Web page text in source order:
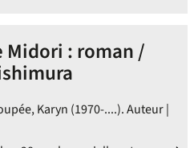
Midori : roman /
Karyn (1970-....). Auteur |